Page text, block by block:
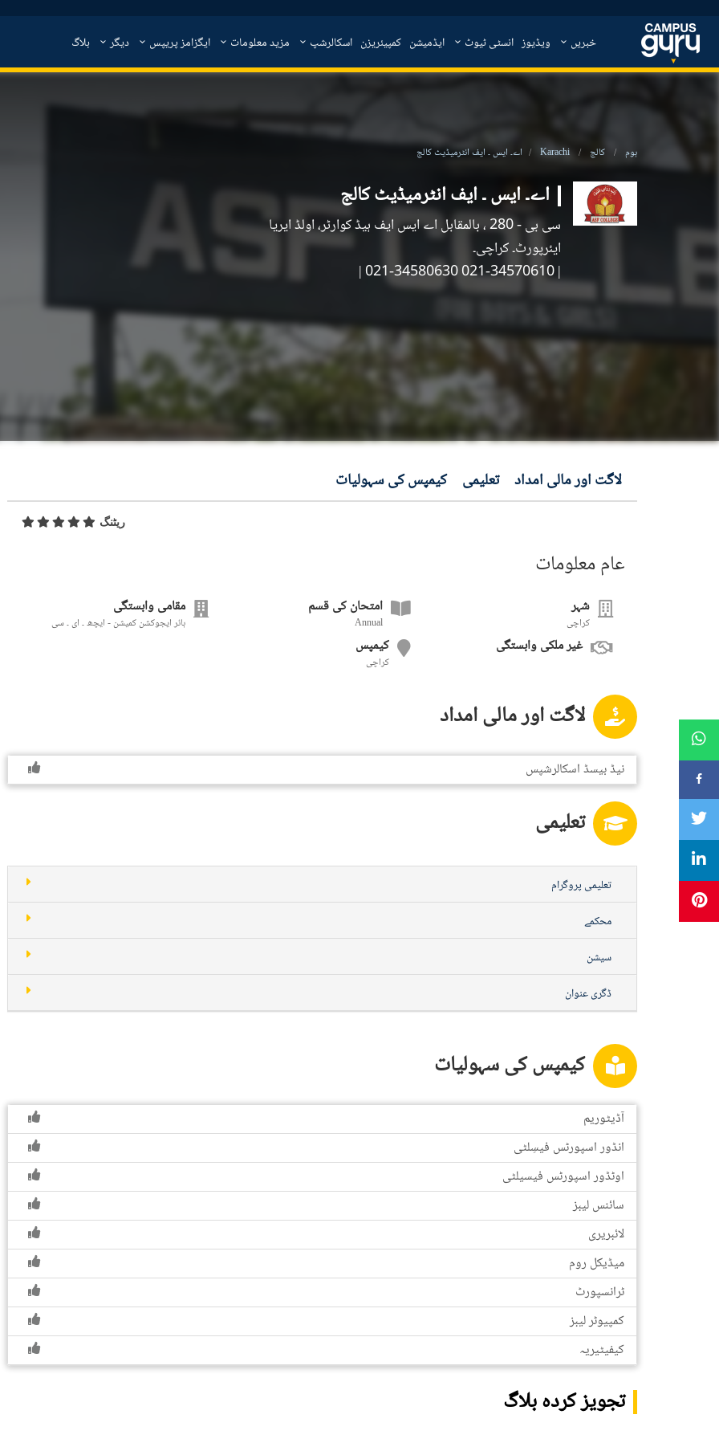
خبریں ویڈیوز انسٹی ٹیوٹ ایڈمیشن کمپیئریزن اسکالرشپ مزید معلومات ایگزامز پریپس دیگر بلاگ
ہوم کالج Karachi اے۔ ایس ۔ ایف انٹرمیڈیٹ کالج
اے۔ ایس ۔ ایف انٹرمیڈیٹ کالج
سی بی - 280 ، بالمقابل اے ایس ایف ہیڈ کوارٹر، اولڈ ایریا
ایئرپورٹ۔ کراچی۔
| 021-34570610 021-34580630
|
لاگت اور مالی امداد تعلیمی کیمپس کی سہولیات
ریٹنگ
عام معلومات
شہر
کراچی
امتحان کی قسم
Annual
مقامی وابستگی
ہائر ایجوکشن کمیشن - ایچھ ۔ ای ۔ سی
غیر ملکی وابستگی کیمپس
کراچی
لاگت اور مالی امداد
نیڈ بیسڈ اسکالرشپس
تعلیمی
تعلیمی پروگرام
محکمے
سیشن
ڈگری عنوان
کیمپس کی سہولیات
آڈیٹوریم
انڈور اسپورٹس فیسِلٹی
اوٹڈور اسپورٹس فیسیلٹی
سائنس لیبز
لائبریری
میڈیکل روم
ٹرانسپورٹ
کمپیوٹر لیبز
کیفیٹیریہ
تجویز کردہ بلاگ